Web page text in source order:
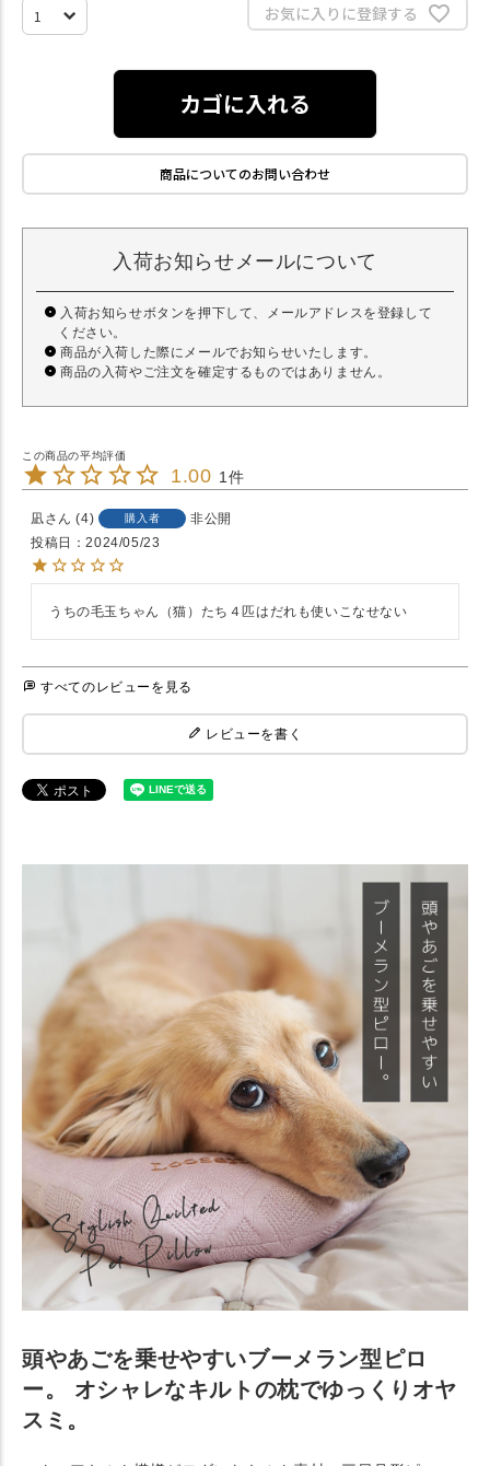
お気に入りに登録する
カゴに入れる
商品についてのお問い合わせ
入荷お知らせメールについて
入荷お知らせボタンを押下して、メールアドレスを登録して
ください。
商品が入荷した際にメールでお知らせいたします。
商品の入荷やご注文を確定するものではありません。
1.00 1
凪 4 購入者
非公開
投稿日
2024/05/23
うちの毛玉ちゃん（猫）たち４匹はだれも使いこなせない
すべてのレビューを見る
レビューを書く
頭やあごを乗せやすいブーメラン型ピロ
ー。 オシャレなキルトの枕でゆっくりオヤ
スミ。